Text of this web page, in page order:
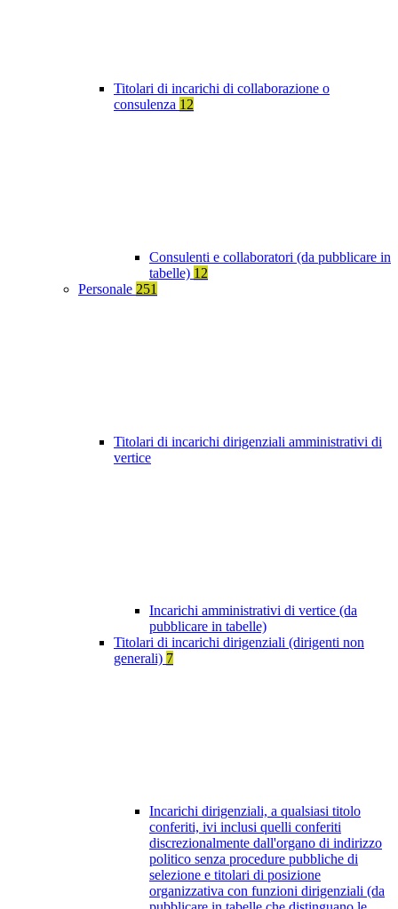
Titolari di incarichi di collaborazione o
consulenza 12
Consulenti e collaboratori (da pubblicare in
tabelle) 12
Personale 251
Titolari di incarichi dirigenziali amministrativi di
vertice
Incarichi amministrativi di vertice (da
pubblicare in tabelle)
Titolari di incarichi dirigenziali (dirigenti non
generali) 7
Incarichi dirigenziali, a qualsiasi titolo
conferiti, ivi inclusi quelli conferiti
discrezionalmente dall'organo di indirizzo
politico senza procedure pubbliche di
selezione e titolari di posizione
organizzativa con funzioni dirigenziali (da